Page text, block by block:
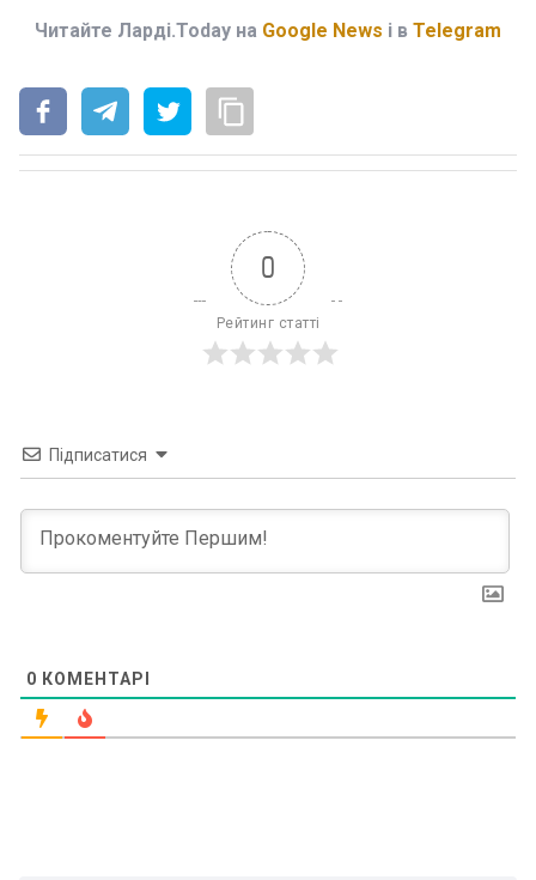
Читайте Ларді.Today на Google News і в Telegram
0
Рейтинг статті
Підписатися
0 КОМЕНТАРІ